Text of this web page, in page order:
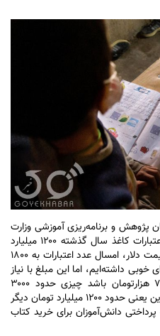
پژوهش و برنامه‌ریزی آموزشی وزارت
آموزش و پرورش با بیان اینکه اصل اعتبارات کاغذ سال گذشته ۱۲۰۰ میلیارد
تومان بود گفت: با توجه به افزایش قیمت دلار، امسال عدد اعتبارات به ۱۸۰۰
داشته‌ایم، اما این مبلغ با نیاز
تامین کاغذ، فاصله دارد. اگر دلار ۷۰ هزارتومان باشد چیزی حدود ۳۰۰۰
میلیارد تومان اعتبار کاغذ نیاز است و این یعنی حدود ۱۲۰۰ میلیارد تومان دیگر
پرداختی دانش‌آموزان برای خرید کتاب